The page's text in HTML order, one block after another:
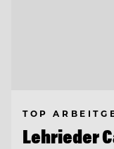
TOP
Lehrieder